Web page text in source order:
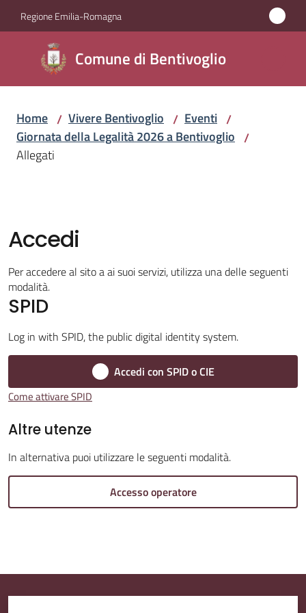
Vai al contenuto
Vai alla navigazione
Vai al footer
Regione Emilia-Romagna
Comune di Bentivoglio
Comune di
Bentivoglio
Amministrazione
Novità
Vivere
Bentivoglio
Menu selezionato
Amministrazione
l
o
r
i
Home / Vivere Bentivoglio / Eventi /
Giornata della Legalità 2026 a Bentivoglio /
Allegati
Accedi
Per accedere al sito a ai suoi servizi, utilizza una delle seguenti
modalità.
SPID
Log in with SPID, the public digital identity system.
Accedi con SPID o CIE
Come attivare SPID
Altre utenze
In alternativa puoi utilizzare le seguenti modalità.
Accesso operatore